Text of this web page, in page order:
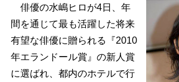
俳優の水嶋ヒロが4日、年
間を通じて最も活躍した将来
有望な俳優に贈られる『2010
年エランドール賞』の新人賞
に選ばれ、都内のホテルで行